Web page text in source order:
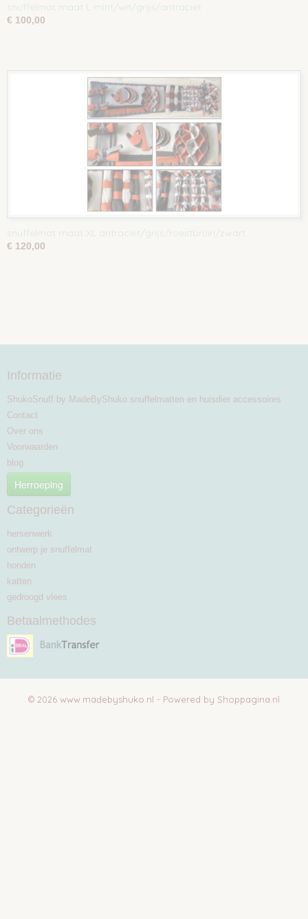
snuffelmat maat L mint/wit/grijs/antraciet
€ 100,00
snuffelmat maat XL antraciet/grijs/roestbruin/zwart
€ 120,00
Informatie
ShukoSnuff by MadeByShuko snuffelmatten en huisdier accessoires
Contact
Over ons
Voorwaarden
blog
Herroeping
Categorieën
hersenwerk
ontwerp je snuffelmat
honden
katten
gedroogd vlees
Betaalmethodes
© 2026 www.madebyshuko.nl - Powered by Shoppagina.nl